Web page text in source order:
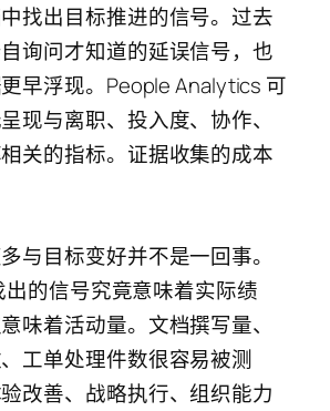
找出目标推进的信号。过去
询问才知道的延误信号，也
早浮现。People Analytics 可
现与离职、投入度、协作、
关的指标。证据收集的成本
与目标变好并不是一回事。
出的信号究竟意味着实际绩
味着活动量。文档撰写量、
工单处理件数很容易被测
改善、战略执行、组织能力